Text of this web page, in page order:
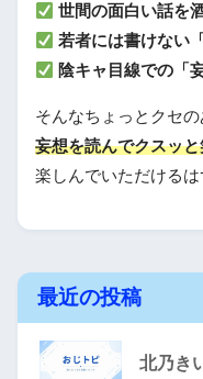
世間の面白い話を
若者には書けない
陰キャ目線での「
そんなちょっとクセの
妄想を読んでクスッ
楽しんでいただけるは
最近の投稿
北乃き